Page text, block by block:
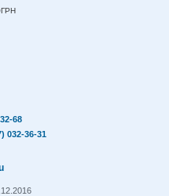
68
032-36-31